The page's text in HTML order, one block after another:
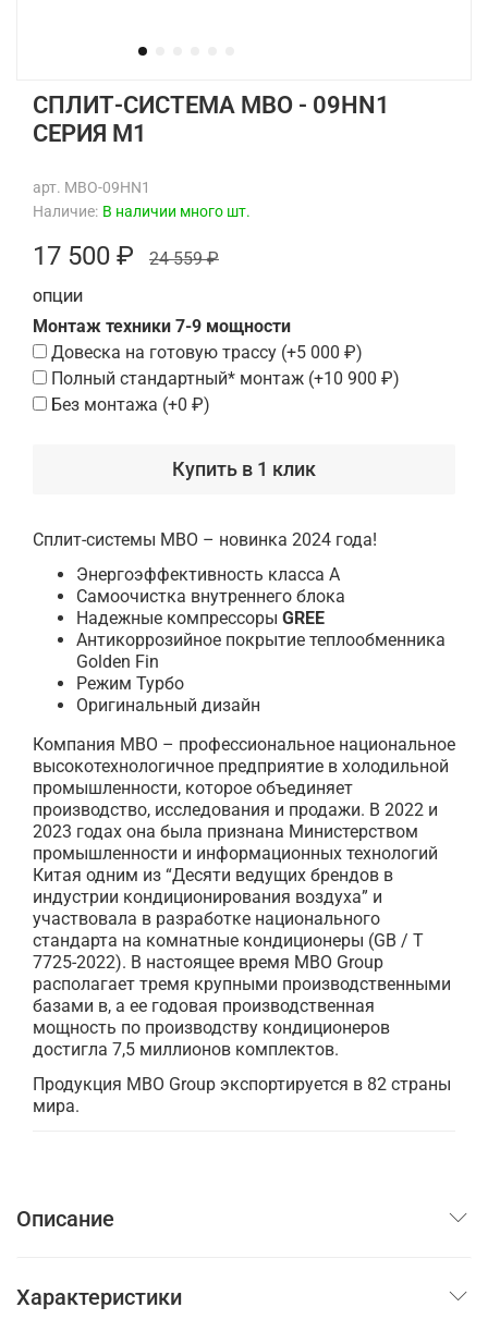
арт. MBO-09HN1
Наличие: В наличии много шт.
CПЛИТ-СИСТЕМА MBO - 09HN1
СЕРИЯ М1
17 500 ₽ 24 559 ₽
Купить в 1 клик
ОПЦИИ
Монтаж техники 7-9 мощности
Довеска на готовую трассу (+5 000 ₽)
Полный стандартный* монтаж (+10 900 ₽)
Без монтажа (+0 ₽)
Cплит-системы MBO – новинка 2024 года!
Энергоэффективность класса А
Самоочистка внутреннего блока
Надежные компрессоры GREE
Антикоррозийное покрытие теплообменника
Golden Fin
Режим Турбо
Оригинальный дизайн
Компания MBO – профессиональное национальное
высокотехнологичное предприятие в холодильной
промышленности, которое объединяет
производство, исследования и продажи. В 2022 и
2023 годах она была признана Министерством
промышленности и информационных технологий
Китая одним из “Десяти ведущих брендов в
индустрии кондиционирования воздуха” и
участвовала в разработке национального
стандарта на комнатные кондиционеры (GB / T
7725-2022). В настоящее время MBO Group
располагает тремя крупными производственными
базами в, а ее годовая производственная
мощность по производству кондиционеров
достигла 7,5 миллионов комплектов.
Продукция MBO Group экспортируется в 82 страны
мира.
Описание
Характеристики